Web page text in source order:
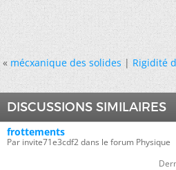
« mécxanique des solides|Rigidité
DISCUSSIONS SIMILAIRES
frottements
Par invite71e3cdf2 dans le forum Physique